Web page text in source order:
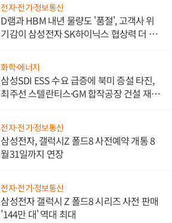
전자·전기·정보통신
D램과 HBM 내년 물량도 '품절', 고객사 위
기감이 삼성전자 SK하이닉스 협상력 더 키
화학·에너지
삼성SDI ESS 수요 급증에 북미 증설 타진,
최주선 스텔란티스·GM 합작공장 건설 재추
전자·전기·정보통신
삼성전자, 갤럭시Z 폴드8 사전예약 개통 8
월31일까지 연장
전자·전기·정보통신
삼성전자 갤럭시 Z 폴드8 시리즈 사전 판매
'144만 대' 역대 최대